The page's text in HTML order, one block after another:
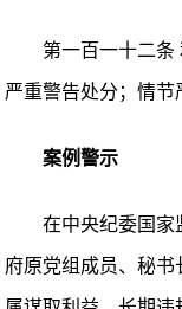
第一百一十二条
严重警告处分；情节
案例警示
在中央纪委国家
府原党组成员、秘